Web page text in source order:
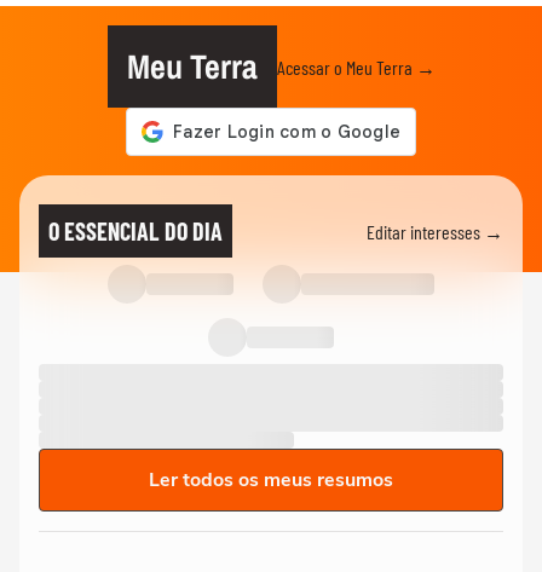
Meu Terra Acessar o Meu Terra →
O ESSENCIAL DO DIA Editar interesses →
Ler todos os meus resumos